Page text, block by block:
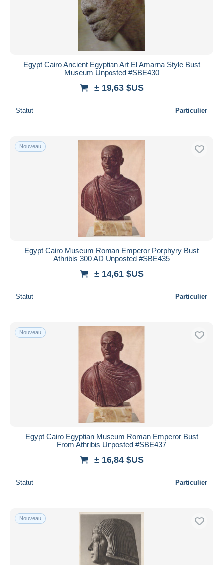
Egypt Cairo Ancient Egyptian Art El Amarna Style Bust
Museum Unposted #SBE430
± 19,63 $US
Statut Particulier
Nouveau
Egypt Cairo Museum Roman Emperor Porphyry Bust
Athribis 300 AD Unposted #SBE435
± 14,61 $US
Statut Particulier
Nouveau
Egypt Cairo Egyptian Museum Roman Emperor Bust
From Athribis Unposted #SBE437
± 16,84 $US
Statut Particulier
Nouveau